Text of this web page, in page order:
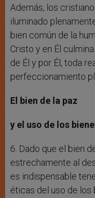
Además, los
iluminado
bien común de la
Cristo y en Él
de Él y por Él, toda
perfeccionamiento
El bien de la paz
y el uso de los
6. Dado que el bien
estrechamente al
es indispensable
éticas del uso de los